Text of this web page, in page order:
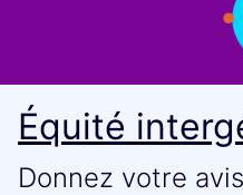
Équité
Donnez votre